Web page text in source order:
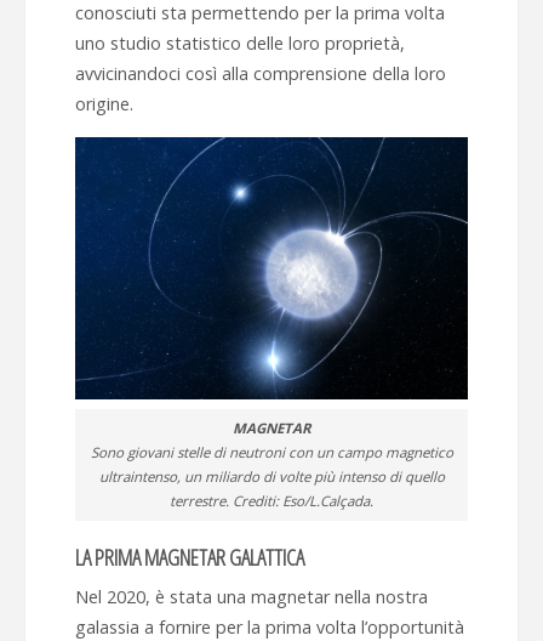
conosciuti sta permettendo per la prima volta
uno studio statistico delle loro proprietà,
avvicinandoci così alla comprensione della loro
origine.
MAGNETAR
Sono giovani stelle di neutroni con un campo magnetico
ultraintenso, un miliardo di volte più intenso di quello
terrestre. Crediti: Eso/L.Calçada.
LA PRIMA MAGNETAR GALATTICA
Nel 2020, è stata una magnetar nella nostra
galassia a fornire per la prima volta l’opportunità